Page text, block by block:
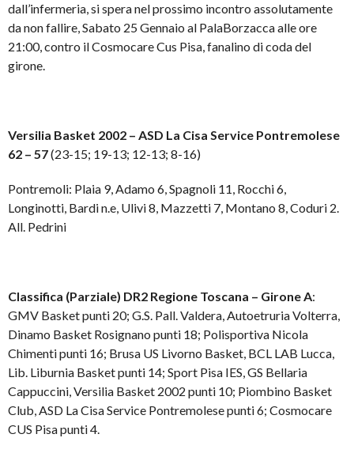
dall’infermeria, si spera nel prossimo incontro assolutamente
da non fallire, Sabato 25 Gennaio al PalaBorzacca alle ore
21:00, contro il Cosmocare Cus Pisa, fanalino di coda del
girone.
Versilia Basket 2002 – ASD La Cisa Service Pontremolese
62 – 57(23-15; 19-13; 12-13; 8-16)
Pontremoli: Plaia 9, Adamo 6, Spagnoli 11, Rocchi 6,
Longinotti, Bardi n.e, Ulivi 8, Mazzetti 7, Montano 8, Coduri 2.
All. Pedrini
Classifica (Parziale) DR2 Regione Toscana – Girone A:
GMV Basket punti 20; G.S. Pall. Valdera, Autoetruria Volterra,
Dinamo Basket Rosignano punti 18; Polisportiva Nicola
Chimenti punti 16; Brusa US Livorno Basket, BCL LAB Lucca,
Lib. Liburnia Basket punti 14; Sport Pisa IES, GS Bellaria
Cappuccini, Versilia Basket 2002 punti 10; Piombino Basket
Club, ASD La Cisa Service Pontremolese punti 6; Cosmocare
CUS Pisa punti 4.